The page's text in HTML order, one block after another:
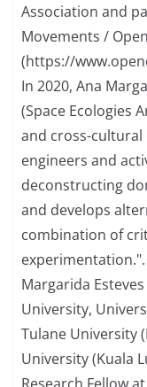
Association and
Movements /
(https://
In 2020, Ana
(Space Ecologies
and cross-cultural
engineers and
deconstructing
and develops
combination of
experimentation.".
Margarida
University,
Tulane University
University (Kuala